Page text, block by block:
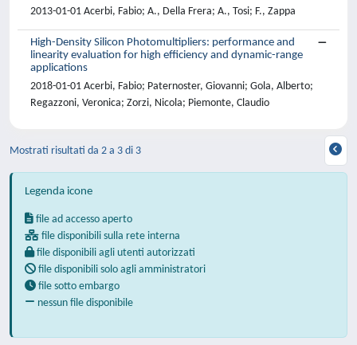
2013-01-01 Acerbi, Fabio; A., Della Frera; A., Tosi; F., Zappa
High-Density Silicon Photomultipliers: performance and
linearity evaluation for high efficiency and dynamic-range
applications
2018-01-01 Acerbi, Fabio; Paternoster, Giovanni; Gola, Alberto;
Regazzoni, Veronica; Zorzi, Nicola; Piemonte, Claudio
Mostrati risultati da 2 a 3 di 3
Legenda icone
file ad accesso aperto
file disponibili sulla rete interna
file disponibili agli utenti autorizzati
file disponibili solo agli amministratori
file sotto embargo
nessun file disponibile